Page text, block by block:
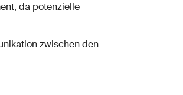
da potenzielle
zwischen den